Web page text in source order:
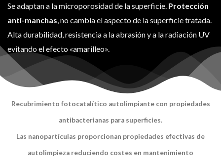
Se adaptan a la microporosidad de la superficie. Protección
anti-manchas, no cambia el aspecto de la superficie tratada.
Alta durabilidad, resistencia a la abrasión y a la radiación UV
evitando el efecto «amarilleo».
Recubrimiento fotocatalítico autolimpiante con propiedades
antibacterianas para superficies.
Las nanopartículas proporcionan propiedades efectivas de
autolimpieza reduciendo costes en mantenimiento